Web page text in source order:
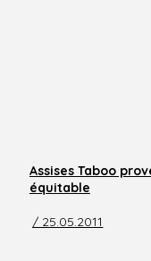
Assises Taboo
équitable
/ 25.05.2011